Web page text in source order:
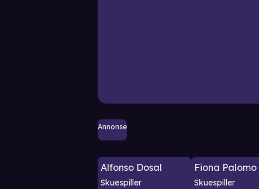
Annonse
Alfonso Dosal
Skuespiller
Fiona Palomo
Skuespiller